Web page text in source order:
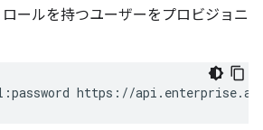
ールを持つユーザーをプロビジョニ
https://